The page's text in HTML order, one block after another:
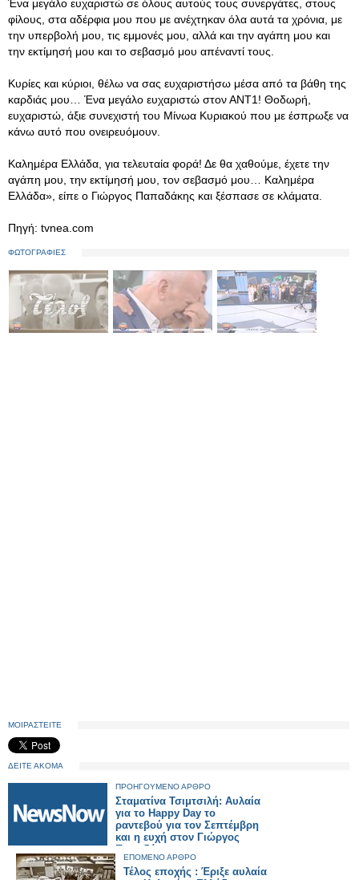
Ένα μεγάλο ευχαριστώ σε όλους αυτούς τους συνεργάτες, στους
φίλους, στα αδέρφια μου που με ανέχτηκαν όλα αυτά τα χρόνια, με
την υπερβολή μου, τις εμμονές μου, αλλά και την αγάπη μου και
την εκτίμησή μου και το σεβασμό μου απέναντί τους.
Κυρίες και κύριοι, θέλω να σας ευχαριστήσω μέσα από τα βάθη της
καρδιάς μου… Ένα μεγάλο ευχαριστώ στον ΑΝΤ1! Θοδωρή,
ευχαριστώ, άξιε συνεχιστή του Μίνωα Κυριακού που με έσπρωξε να
κάνω αυτό που ονειρευόμουν.
Καλημέρα Ελλάδα, για τελευταία φορά! Δε θα χαθούμε, έχετε την
αγάπη μου, την εκτίμησή μου, τον σεβασμό μου… Καλημέρα
Ελλάδα», είπε ο Γιώργος Παπαδάκης και ξέσπασε σε κλάματα.
Πηγή: tvnea.com
ΦΩΤΟΓΡΑΦΙΕΣ
ΜΟΙΡΑΣΤΕΙΤΕ
ΔΕΙΤΕ ΑΚΟΜΑ
ΠΡΟΗΓΟΥΜΕΝΟ ΑΡΘΡΟ
Σταματίνα Τσιμτσιλή: Αυλαία
για το Happy Day το
ραντεβού για τον Σεπτέμβρη
και η ευχή στον Γιώργος
Παπαδάκη
ΕΠΟΜΕΝΟ ΑΡΘΡΟ
Τέλος εποχής : Έριξε αυλαία